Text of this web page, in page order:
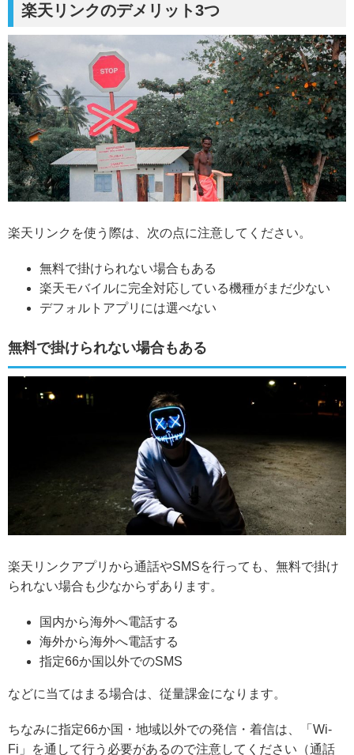
楽天リンクのデメリット3つ
楽天リンクを使う際は、次の点に注意してください。
無料で掛けられない場合もある
楽天モバイルに完全対応している機種がまだ少ない
デフォルトアプリには選べない
無料で掛けられない場合もある
楽天リンクアプリから通話やSMSを行っても、無料で掛け
られない場合も少なからずあります。
国内から海外へ電話する
海外から海外へ電話する
指定66か国以外でのSMS
などに当てはまる場合は、従量課金になります。
ちなみに指定66か国・地域以外での発信・着信は、「Wi-
Fi」を通して行う必要があるので注意してください（通話